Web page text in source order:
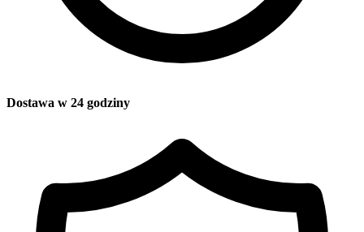
Dostawa w 24 godziny